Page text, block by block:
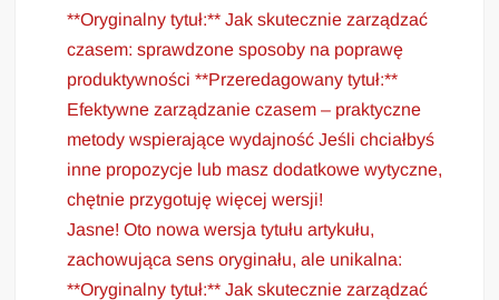
**Oryginalny tytuł:** Jak skutecznie zarządzać
czasem: sprawdzone sposoby na poprawę
produktywności **Przeredagowany tytuł:**
Efektywne zarządzanie czasem – praktyczne
metody wspierające wydajność Jeśli chciałbyś
inne propozycje lub masz dodatkowe wytyczne,
chętnie przygotuję więcej wersji!
Jasne! Oto nowa wersja tytułu artykułu,
zachowująca sens oryginału, ale unikalna:
**Oryginalny tytuł:** Jak skutecznie zarządzać